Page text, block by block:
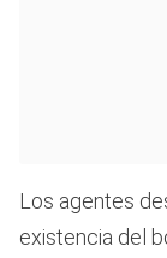
Los agentes
existencia del